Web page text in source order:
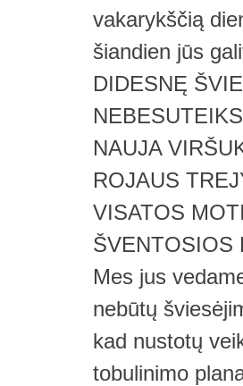
vakarykščią
šiandien jūs
DIDESNĘ
NAUJA
ROJAUS
VISATOS
ŠVENTOSIOS
Mes jus
nebūtų
kad nustotų
tobulinimo